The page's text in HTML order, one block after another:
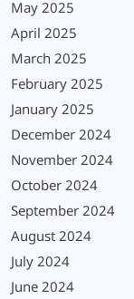
May 2025
April 2025
March 2025
February 2025
January 2025
December 2024
November 2024
October 2024
September 2024
August 2024
July 2024
June 2024